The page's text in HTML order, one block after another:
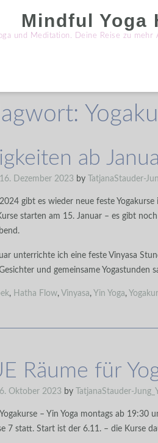
Mindful Yoga
und Meditation. Deine Reise zu mehr
ab
16. Dezember 2023 by TatjanaStauder-
gibt es wieder neue feste
starten am 15. Januar – es gibt
unterrichte ich eine feste Vinyasa
und gemeinsame Yogastunden
, Hatha Flow, Vinyasa, Yin Yoga,
Räume für
6. Oktober 2023 by TatjanaStauder-
– Yin Yoga montags ab
7 statt. Start ist der 6.11. – die Kurse